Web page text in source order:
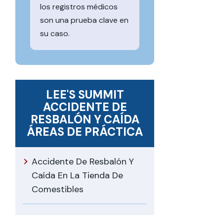
los registros médicos
son una prueba clave en
su caso.
LEE'S SUMMIT
ACCIDENTE DE
RESBALÓN Y CAÍDA
ÁREAS DE PRÁCTICA
Accidente De Resbalón Y
Caída En La Tienda De
Comestibles